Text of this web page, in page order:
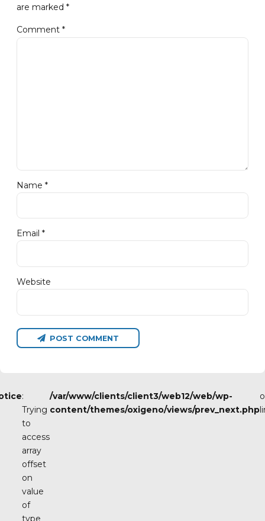
are marked *
Comment *
Name *
Email *
Website
POST COMMENT
:
Trying
to
access
array
offset
on
value
of
type
/var/www/clients/client3/web12/web/wp-
content/themes/oxigeno/views/prev_next.php